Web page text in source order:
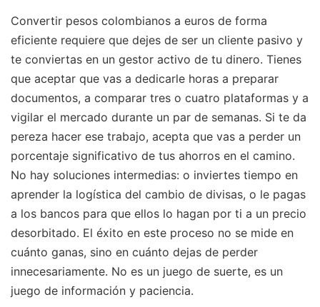
Convertir pesos colombianos a euros de forma
eficiente requiere que dejes de ser un cliente pasivo y
te conviertas en un gestor activo de tu dinero. Tienes
que aceptar que vas a dedicarle horas a preparar
documentos, a comparar tres o cuatro plataformas y a
vigilar el mercado durante un par de semanas. Si te da
pereza hacer ese trabajo, acepta que vas a perder un
porcentaje significativo de tus ahorros en el camino.
No hay soluciones intermedias: o inviertes tiempo en
aprender la logística del cambio de divisas, o le pagas
a los bancos para que ellos lo hagan por ti a un precio
desorbitado. El éxito en este proceso no se mide en
cuánto ganas, sino en cuánto dejas de perder
innecesariamente. No es un juego de suerte, es un
juego de información y paciencia.